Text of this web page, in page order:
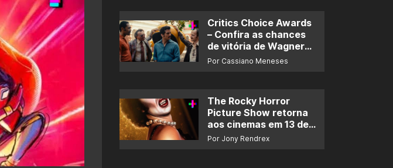
Critics Choice Awards
– Confira as chances
de vitória de Wagner
Moura e de ‘O Agente
Por Cassiano Meneses
The Rocky Horror
Picture Show retorna
aos cinemas em 13 de
novembro
Por Jony Rendrex